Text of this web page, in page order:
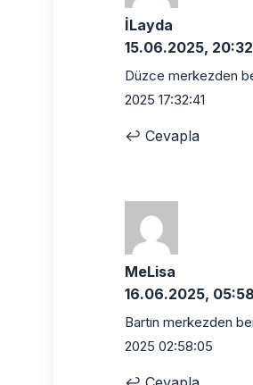
İLayda
15.06.2025, 20:32
Düzce merkezden
2025 17:32:41
↩ Cevapla
MeLisa
16.06.2025, 05:58
Bartın merkezden
2025 02:58:05